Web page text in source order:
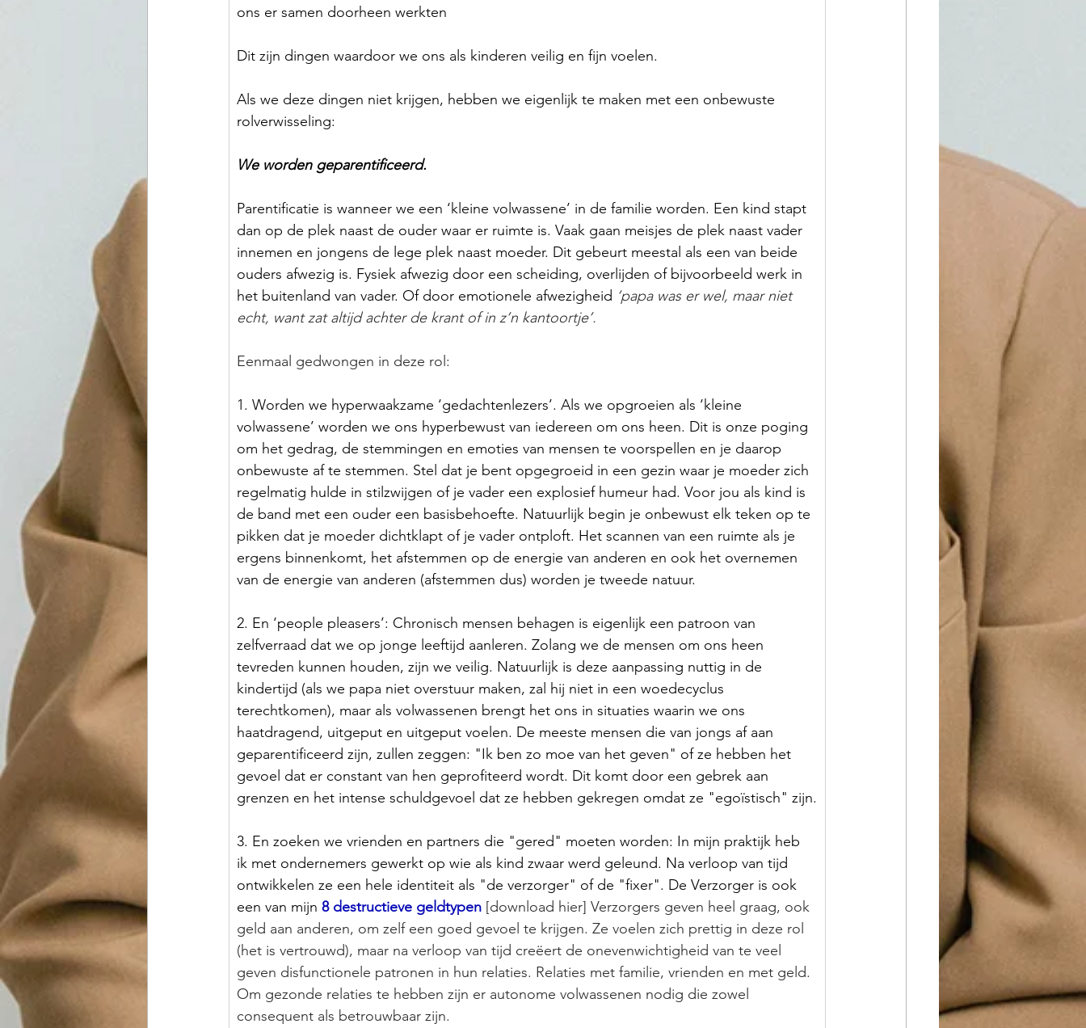
ons er samen doorheen werkten
Dit zijn dingen waardoor we ons als kinderen veilig en fijn voelen.
Als we deze dingen niet krijgen, hebben we eigenlijk te maken met een onbewuste
rolverwisseling:
We worden geparentificeerd.
Parentificatie is wanneer we een ‘kleine volwassene’ in de familie worden. Een kind stapt
dan op de plek naast de ouder waar er ruimte is. Vaak gaan meisjes de plek naast vader
innemen en jongens de lege plek naast moeder. Dit gebeurt meestal als een van beide
ouders afwezig is. Fysiek afwezig door een scheiding, overlijden of bijvoorbeeld werk in
het buitenland van vader. Of door emotionele afwezigheid ‘papa was er wel, maar niet
echt, want zat altijd achter de krant of in z’n kantoortje’.
Eenmaal gedwongen in deze rol:
1. Worden we hyperwaakzame ‘gedachtenlezers’. Als we opgroeien als ‘kleine
volwassene’ worden we ons hyperbewust van iedereen om ons heen. Dit is onze poging
om het gedrag, de stemmingen en emoties van mensen te voorspellen en je daarop
onbewuste af te stemmen. Stel dat je bent opgegroeid in een gezin waar je moeder zich
regelmatig hulde in stilzwijgen of je vader een explosief humeur had. Voor jou als kind is
de band met een ouder een basisbehoefte. Natuurlijk begin je onbewust elk teken op te
pikken dat je moeder dichtklapt of je vader ontploft. Het scannen van een ruimte als je
ergens binnenkomt, het afstemmen op de energie van anderen en ook het overnemen
van de energie van anderen (afstemmen dus) worden je tweede natuur.
2. En ‘people pleasers’: Chronisch mensen behagen is eigenlijk een patroon van
zelfverraad dat we op jonge leeftijd aanleren. Zolang we de mensen om ons heen
tevreden kunnen houden, zijn we veilig. Natuurlijk is deze aanpassing nuttig in de
kindertijd (als we papa niet overstuur maken, zal hij niet in een woedecyclus
terechtkomen), maar als volwassenen brengt het ons in situaties waarin we ons
haatdragend, uitgeput en uitgeput voelen. De meeste mensen die van jongs af aan
geparentificeerd zijn, zullen zeggen: "Ik ben zo moe van het geven" of ze hebben het
gevoel dat er constant van hen geprofiteerd wordt. Dit komt door een gebrek aan
grenzen en het intense schuldgevoel dat ze hebben gekregen omdat ze "egoïstisch" zijn.
3. En zoeken we vrienden en partners die "gered" moeten worden: In mijn praktijk heb
ik met ondernemers gewerkt op wie als kind zwaar werd geleund. Na verloop van tijd
ontwikkelen ze een hele identiteit als "de verzorger" of de "fixer". De Verzorger is ook
een van mijn 8 destructieve geldtypen [download hier] Verzorgers geven heel graag, ook
geld aan anderen, om zelf een goed gevoel te krijgen. Ze voelen zich prettig in deze rol
(het is vertrouwd), maar na verloop van tijd creëert de onevenwichtigheid van te veel
geven disfunctionele patronen in hun relaties. Relaties met familie, vrienden en met geld.
Om gezonde relaties te hebben zijn er autonome volwassenen nodig die zowel
consequent als betrouwbaar zijn.